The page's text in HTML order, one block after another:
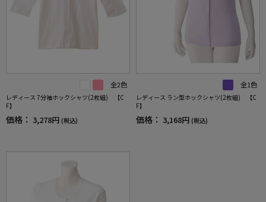
全2色
レディース 7分袖ホックシャツ(2枚組) 【C
F】
価格： 3,278円 (税込)
全1色
レディース ラン型ホックシャツ(2枚組) 【C
F】
価格： 3,168円 (税込)